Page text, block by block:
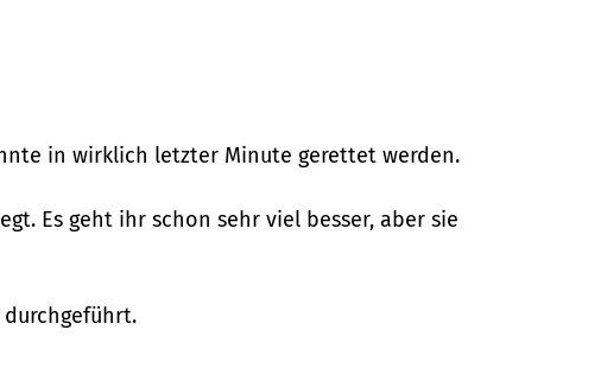
in wirklich letzter Minute gerettet werden.
Es geht ihr schon sehr viel besser, aber sie
durchgeführt.